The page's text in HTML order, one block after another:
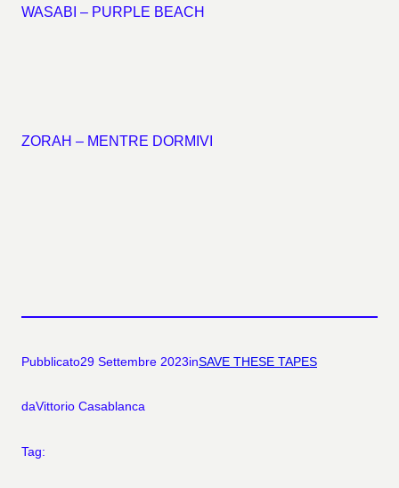
WASABI – PURPLE BEACH
ZORAH – MENTRE DORMIVI
Pubblicato29 Settembre 2023inSAVE THESE TAPES
daVittorio Casablanca
Tag: